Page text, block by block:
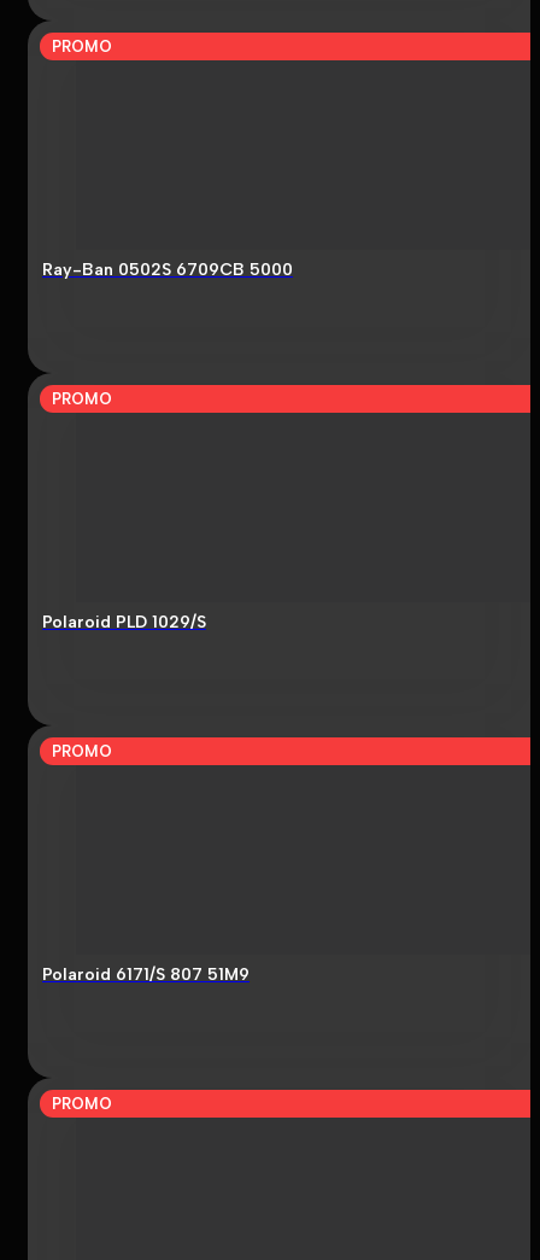
PROMO
Ray-Ban 0502S 6709CB 5000
PROMO
Polaroid PLD 1029/S
PROMO
Polaroid 6171/S 807 51M9
PROMO